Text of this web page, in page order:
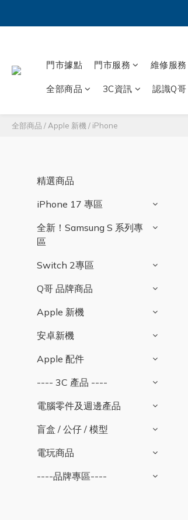
門市據點 門市服務 維修服務
全部商品 3C資訊 認識Q哥
全部商品 / Apple 新機 / iPhone
精選商品
iPhone 17 專區
全新！Samsung S 系列專
區
Switch 2專區
Q哥 品牌商品
Apple 新機
安卓新機
Apple 配件
---- 3C 產品 ----
電腦零件及週邊產品
盲盒 / 公仔 / 模型
電玩商品
----品牌專區----